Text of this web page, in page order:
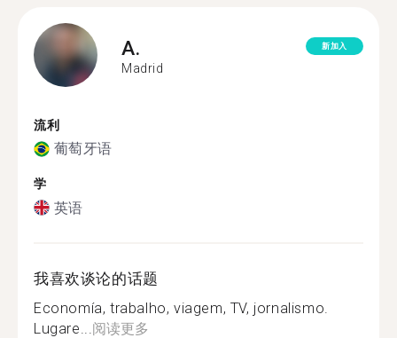
A.
Madrid
新加入
流利
葡萄牙语
学
英语
我喜欢谈论的话题
Economía, trabalho, viagem, TV, jornalismo.
Lugare... 阅读更多